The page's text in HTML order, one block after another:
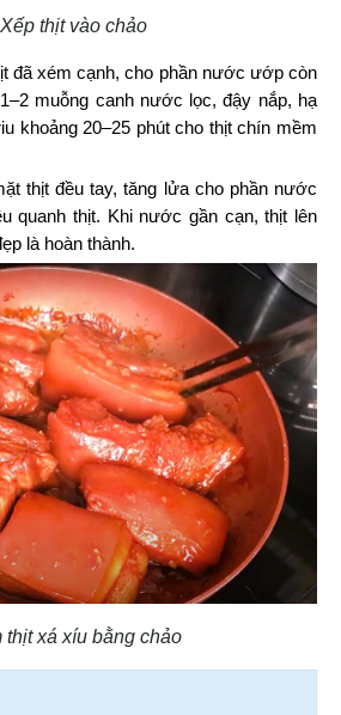
Xếp thịt vào chảo
đã xém cạnh, cho phần nước ướp còn
muỗng canh nước lọc, đậy nắp, hạ
khoảng 20–25 phút cho thịt chín mềm
thịt đều tay, tăng lửa cho phần nước
quanh thịt. Khi nước gần cạn, thịt lên
là hoàn thành.
thịt xá xíu bằng chảo